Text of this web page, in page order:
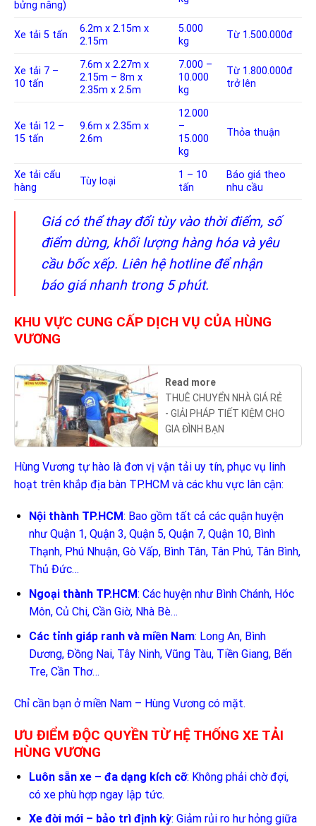
bửng nâng)
Xe tải 5 tấn
6.2m x 2.15m x
2.15m
5.000
kg
Từ 1.500.000đ
Xe tải 7 –
10 tấn
7.6m x 2.27m x
2.15m – 8m x
2.35m x 2.5m
7.000 –
10.000
kg
Từ 1.800.000đ
trở lên
Xe tải 12 –
15 tấn
9.6m x 2.35m x
2.6m
12.000
–
15.000
kg
Thỏa thuận
Xe tải cẩu
hàng
Tùy loại
1 – 10
tấn
Báo giá theo
nhu cầu
Giá có thể thay đổi tùy vào thời điểm, số
điểm dừng, khối lượng hàng hóa và yêu
cầu bốc xếp. Liên hệ hotline để nhận
báo giá nhanh trong 5 phút.
KHU VỰC CUNG CẤP DỊCH VỤ CỦA HÙNG
VƯƠNG
Read more
THUÊ CHUYỂN NHÀ GIÁ RẺ
- GIẢI PHÁP TIẾT KIỆM CHO
GIA ĐÌNH BẠN
Hùng Vương tự hào là đơn vị vận tải uy tín, phục vụ linh
hoạt trên khắp địa bàn TP.HCM và các khu vực lân cận:
Nội thành TP.HCM: Bao gồm tất cả các quận huyện
như Quận 1, Quận 3, Quận 5, Quận 7, Quận 10, Bình
Thạnh, Phú Nhuận, Gò Vấp, Bình Tân, Tân Phú, Tân Bình,
Thủ Đức…
Ngoại thành TP.HCM: Các huyện như Bình Chánh, Hóc
Môn, Củ Chi, Cần Giờ, Nhà Bè…
Các tỉnh giáp ranh và miền Nam: Long An, Bình
Dương, Đồng Nai, Tây Ninh, Vũng Tàu, Tiền Giang, Bến
Tre, Cần Thơ…
Chỉ cần bạn ở miền Nam – Hùng Vương có mặt.
ƯU ĐIỂM ĐỘC QUYỀN TỪ HỆ THỐNG XE TẢI
HÙNG VƯƠNG
Luôn sẵn xe – đa dạng kích cỡ: Không phải chờ đợi,
có xe phù hợp ngay lập tức.
Xe đời mới – bảo trì định kỳ: Giảm rủi ro hư hỏng giữa